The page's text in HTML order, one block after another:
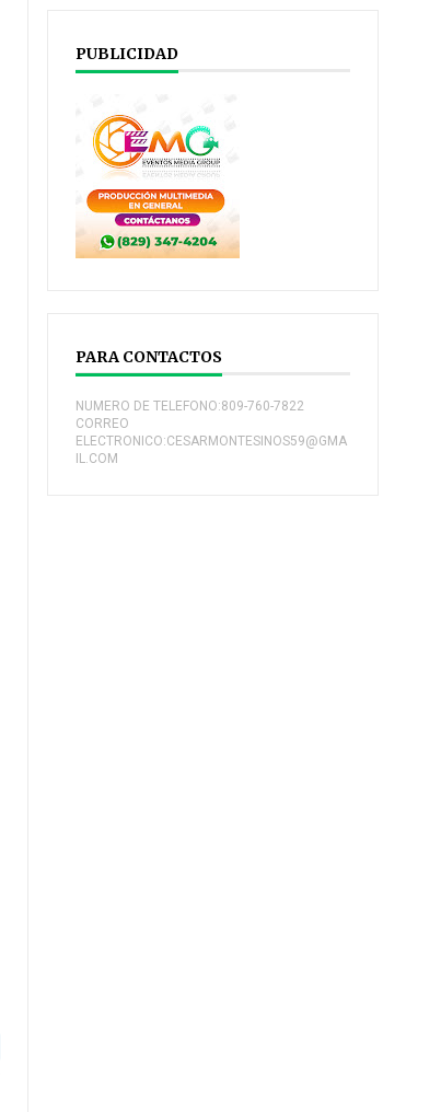
PUBLICIDAD
PARA CONTACTOS
NUMERO DE TELEFONO:809-760-7822
CORREO
ELECTRONICO:CESARMONTESINOS59@GMA
IL.COM